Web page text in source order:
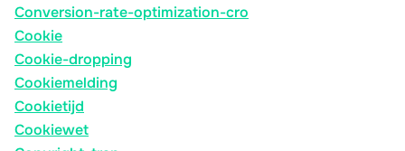
Conversion-rate-optimization-cro
Cookie
Cookie-dropping
Cookiemelding
Cookietijd
Cookiewet